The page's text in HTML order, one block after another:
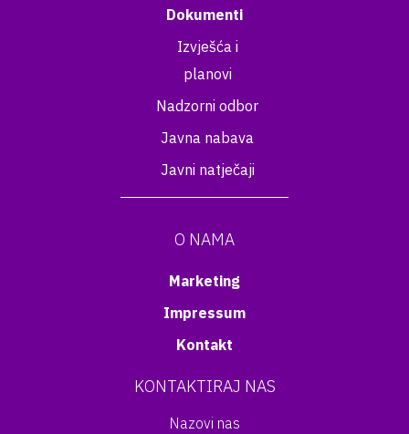
Dokumenti
Izvješća i
planovi
Nadzorni odbor
Javna nabava
Javni natječaji
O NAMA
Marketing
Impressum
Kontakt
KONTAKTIRAJ NAS
Nazovi nas